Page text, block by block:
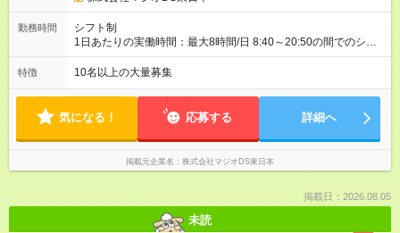
勤務時間
シフト制
1日あたりの実働時間：最大8時間/日 8:40～20:50の間でのシフ
ト制(実働8時間) ※シーズンによって前後する場合があります。
特徴 10名以上の大量募集
気になる！ 応募する 詳細へ
掲載元企業名 株式会社マジオDS東日本
掲載日：2026.08.05
未読